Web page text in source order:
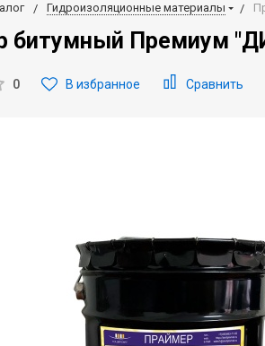
Гидроизоляционные материалы
битумный Премиум
0 В избранное Сравнить